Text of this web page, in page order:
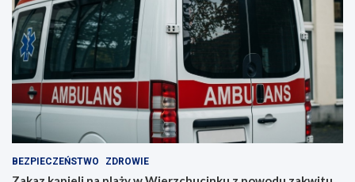
BEZPIECZEŃSTWO ZDROWIE